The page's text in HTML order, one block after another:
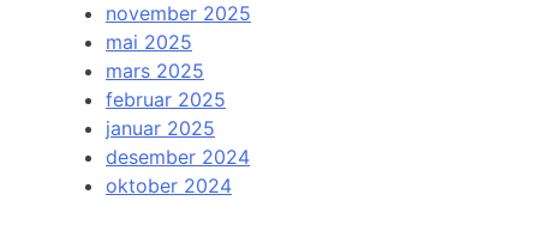
november 2025
mai 2025
mars 2025
februar 2025
januar 2025
desember 2024
oktober 2024